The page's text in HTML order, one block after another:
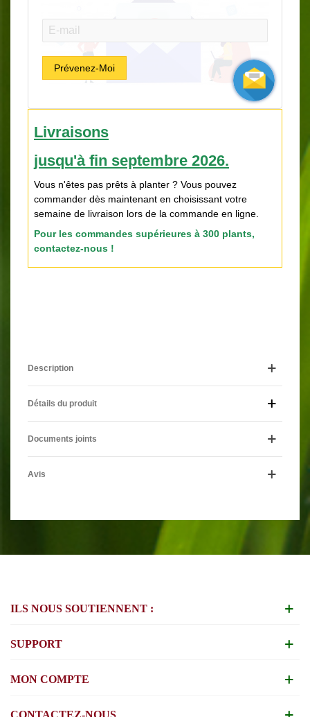
Prévenez-Moi
Livraisons
jusqu'à fin septembre 2026.
Vous n'êtes pas prêts à planter ? Vous pouvez
commander dès maintenant en choisissant votre
semaine de livraison lors de la commande en ligne.
Pour les commandes supérieures à 300 plants,
contactez-nous !
Description
Détails du produit
Documents joints
Avis
ILS NOUS SOUTIENNENT :
SUPPORT
MON COMPTE